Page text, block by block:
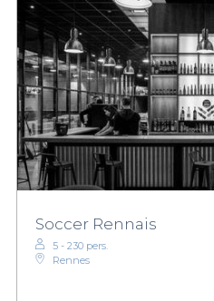
Soccer Rennais
5 - 230 pers.
Rennes